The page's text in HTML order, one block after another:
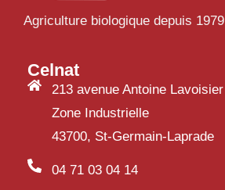
Agriculture biologique depuis 1979
Celnat
213 avenue Antoine Lavoisier
Zone Industrielle
43700, St-Germain-Laprade
04 71 03 04 14